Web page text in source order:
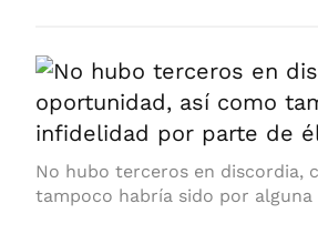
No hubo terceros en discordia,
tampoco habría sido por